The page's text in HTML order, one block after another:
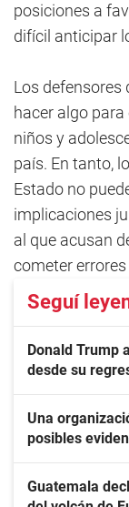
posiciones a
difícil anticipar
Los defensores
hacer algo
niños y
país. En tanto,
Estado no
implicaciones
al que acusan
cometer
Seguí
Donald Trump
desde su
Una
posibles
Guatemala